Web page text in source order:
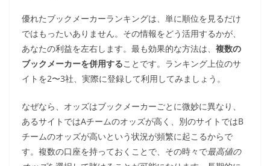
優れたブックメーカーランキングは、単に順位を見るだけ
ではもったいありません。その情報をどう活用するかが、
あなたの利益を左右します。最も効果的な方法は、 複数の
ブックメーカーを併用することです。ランキング上位のサ
イトを2〜3社、実際に登録して利用してみましょう。
なぜなら、オッズはブックメーカーごとに微妙に異なり、
あるサイトではAチームのオッズが高く、別のサイトではB
チームのオッズが高いという状況が頻繁に起こるからで
す。複数の口座を持っておくことで、その時々で最高値の